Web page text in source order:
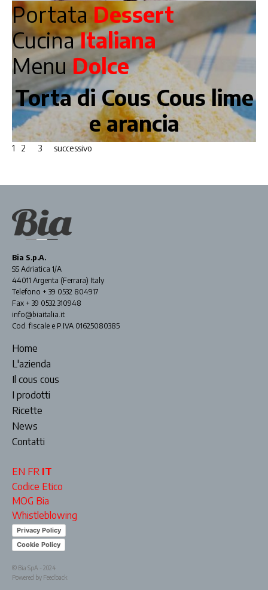
Portata Dessert
CucinaItaliana
Menu Dolce
Torta di Cous Cous lime
e arancia
1 2 3 successivo
Bia S.p.A.
SS Adriatica 1/A
44011 Argenta (Ferrara) Italy
Telefono + 39 0532 804917
Fax + 39 0532 310948
info@biaitalia.it
Cod. fiscale e P.IVA 01625080385
Home
L'azienda
Il cous cous
I prodotti
Ricette
News
Contatti
EN FR IT
Codice Etico
MOG Bia
Whistleblowing
Privacy Policy
Cookie Policy
© Bia SpA - 2024
Powered by Feedback